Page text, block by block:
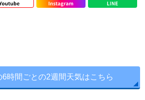
6時間ごとの2週間天気はこちら